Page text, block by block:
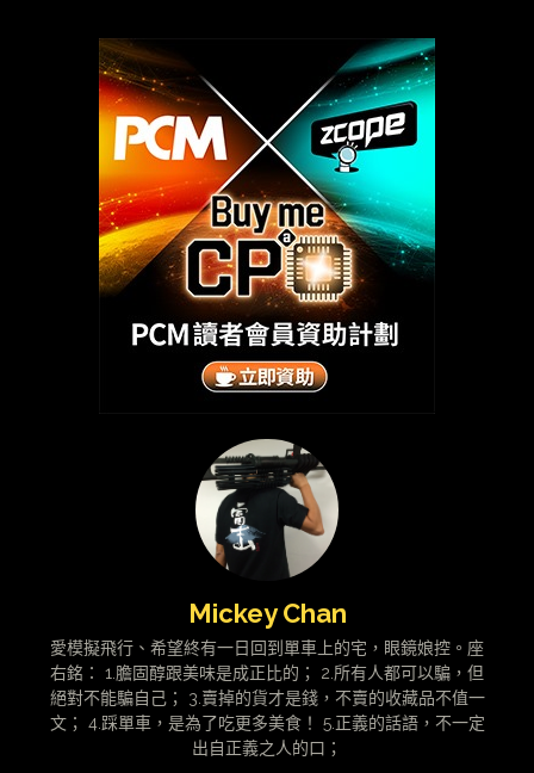
Mickey Chan
愛模擬飛行、希望終有一日回到單車上的宅，眼鏡娘控。座
右銘： 1.膽固醇跟美味是成正比的； 2.所有人都可以騙，但
絕對不能騙自己； 3.賣掉的貨才是錢，不賣的收藏品不值一
文； 4.踩單車，是為了吃更多美食！ 5.正義的話語，不一定
出自正義之人的口；